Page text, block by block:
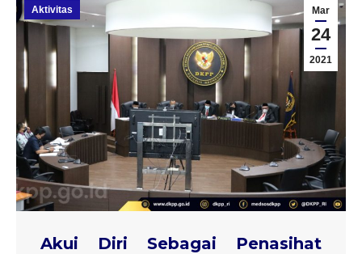
Mar
24
2021
Aktivitas
Akui Diri Sebagai Penasihat